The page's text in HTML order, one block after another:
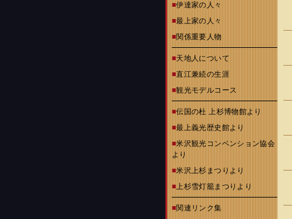
■伊達家の人々
■最上家の人々
■関係重要人物
■天地人について
■直江兼続の生涯
■観光モデルコース
■伝国の杜 上杉博物館より
■最上義光歴史館より
■米沢観光コンベンション協会
より
■米沢上杉まつりより
■上杉雪灯籠まつりより
■関連リンク集